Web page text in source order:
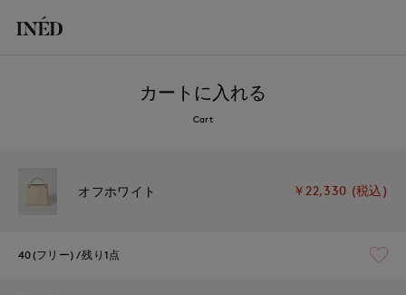
カートに入れる
Cart
オフホワイト ￥22,330 (税込)
40(フリー) 残り1点